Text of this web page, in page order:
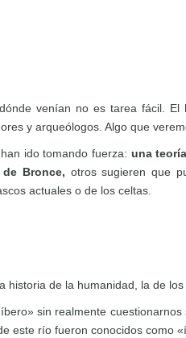
venían no es tarea fácil.
y arqueólogos. Algo que
ido tomando fuerza: una
Bronce, otros sugieren que
actuales o de los celtas.
historia de la humanidad, la de
sin realmente cuestionarnos
este río fueron conocidos como